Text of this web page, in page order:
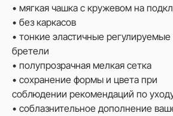
• мягкая чашка с кружевом на
• без каркасов
• тонкие эластичные регулируемые
бретели
• полупрозрачная мелкая сетка
• сохранение формы и цвета при
соблюдении рекомендаций по
• соблазнительное дополнение